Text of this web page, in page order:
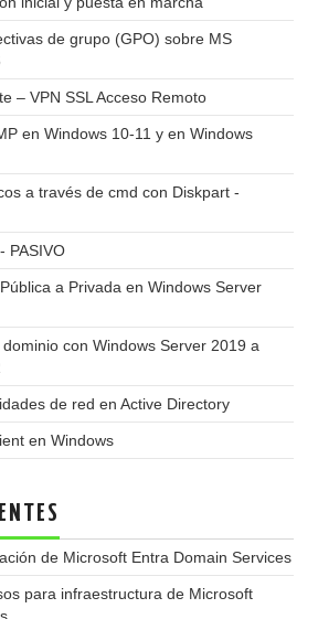
de grupo (GPO) sobre MS
– VPN SSL Acceso Remoto
en Windows 10-11 y en Windows
a través de cmd con Diskpart -
PASIVO
a Privada en Windows Server
con Windows Server 2019 a
de red en Active Directory
en Windows
de Microsoft Entra Domain Services
para infraestructura de Microsoft